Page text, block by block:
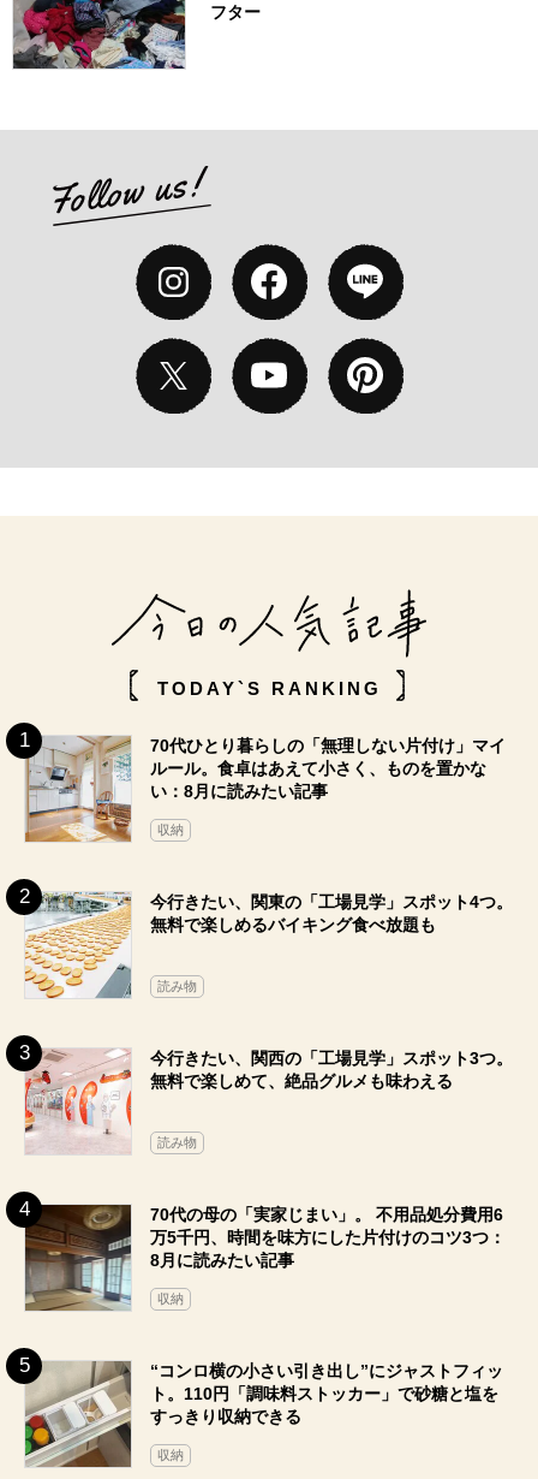
フター
TODAY`S RANKING
70代ひとり暮らしの「無理しない片付け」マイ
ルール。食卓はあえて小さく、ものを置かな
い：8月に読みたい記事
収納
今行きたい、関東の「工場見学」スポット4つ。
無料で楽しめるバイキング食べ放題も
読み物
今行きたい、関西の「工場見学」スポット3つ。
無料で楽しめて、絶品グルメも味わえる
読み物
70代の母の「実家じまい」。 不用品処分費用6
万5千円、時間を味方にした片付けのコツ3つ：
8月に読みたい記事
収納
“コンロ横の小さい引き出し”にジャストフィッ
ト。110円「調味料ストッカー」で砂糖と塩を
すっきり収納できる
収納